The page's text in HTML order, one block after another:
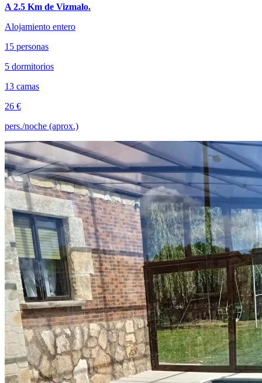
A 2.5 Km de Vizmalo.
Alojamiento entero
15 personas
5 dormitorios
13 camas
26 €
pers./noche (aprox.)